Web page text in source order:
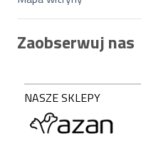
Zaobserwuj nas
NASZE SKLEPY